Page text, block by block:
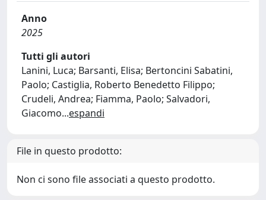
Anno
2025
Tutti gli autori
Lanini, Luca; Barsanti, Elisa; Bertoncini Sabatini,
Paolo; Castiglia, Roberto Benedetto Filippo;
Crudeli, Andrea; Fiamma, Paolo; Salvadori,
Giacomo...espandi
File in questo prodotto:
Non ci sono file associati a questo prodotto.